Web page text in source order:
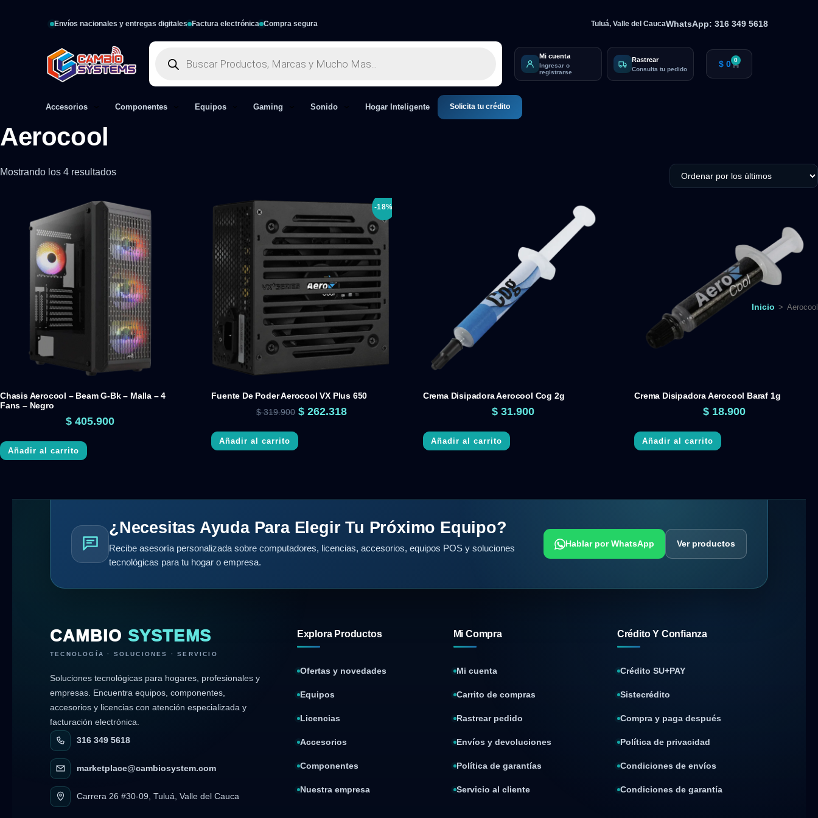
Envíos nacionales y entregas digitales Factura electrónica Compra segura Tuluá, Valle del CaucaWhatsApp: 316 349 5618
Mi cuenta
Ingresar o
registrarse
Rastrear
Consulta tu pedido $ 0 0
Accesorios Componentes Equipos Gaming Sonido Hogar Inteligente Solicita tu crédito
Inicio > Aerocool
Aerocool
Mostrando los 4 resultados
Chasis Aerocool – Beam G-Bk – Malla – 4
Fans – Negro
$ 405.900
Añadir al carrito
-18%
Fuente De Poder Aerocool VX Plus 650
$319.900 $ 262.318
Añadir al carrito
Crema Disipadora Aerocool Cog 2g
$31.900
Añadir al carrito
Crema Disipadora Aerocool Baraf 1g
$ 18.900
Añadir al carrito
¿Necesitas Ayuda Para Elegir Tu Próximo Equipo?
Recibe asesoría personalizada sobre computadores, licencias, accesorios, equipos POS y soluciones
tecnológicas para tu hogar o empresa.
Hablar por WhatsApp Ver productos
CAMBIO SYSTEMS
TECNOLOGÍA · SOLUCIONES · SERVICIO
Soluciones tecnológicas para hogares, profesionales y
empresas. Encuentra equipos, componentes,
accesorios y licencias con atención especializada y
facturación electrónica.
316 349 5618
marketplace@cambiosystem.com
Carrera 26 #30-09, Tuluá, Valle del Cauca
Explora Productos
Ofertas y novedades
Equipos
Licencias
Accesorios
Componentes
Nuestra empresa
Mi Compra
Mi cuenta
Carrito de compras
Rastrear pedido
Envíos y devoluciones
Política de garantías
Servicio al cliente
Crédito Y Confianza
Crédito SU+PAY
Sistecrédito
Compra y paga después
Política de privacidad
Condiciones de envíos
Condiciones de garantía